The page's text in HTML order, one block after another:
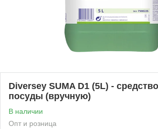
Diversey SUMA D1 (5L) -
посуды (вручную)
В наличии
Опт и розница